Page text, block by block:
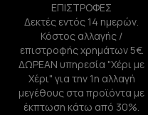
ΕΠΙΣΤΡΟΦΕΣ
Δεκτές εντός 14 ημερών.
Κόστος αλλαγής /
επιστροφής χρημάτων 5€.
ΔΩΡΕΑΝ υπηρεσία "Χέρι με
Χέρι" για την 1η αλλαγή
μεγέθους στα προϊόντα με
έκπτωση κάτω από 30%.